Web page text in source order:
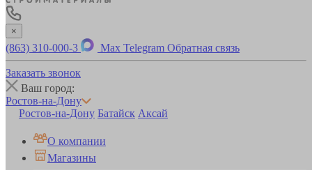
×
(863) 310-000-3 Max Telegram Обратная связь
Заказать звонок
Ваш город:
Ростов-на-Дону
Ростов-на-Дону Батайск Аксай
О компании
Магазины